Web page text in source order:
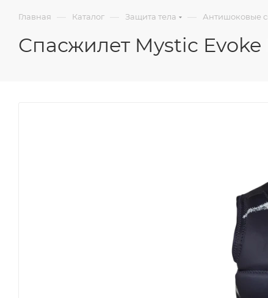
Главная — Каталог — Защита тела — Антишоковые
Спасжилет Mystic